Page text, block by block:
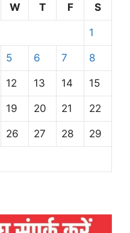
W T F S
1
5 6 7 8
12 13 14 15
19 20 21 22
26 27 28 29